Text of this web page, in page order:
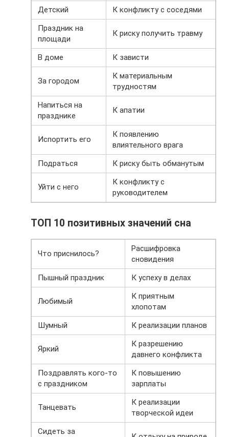
Детский
К конфликту с соседями
Праздник на
площади
К риску получить травму
В доме К зависти
За городом
К материальным
трудностям
Напиться на
празднике
К апатии
Испортить его
К появлению
влиятельного врага
Подраться
К риску быть обманутым
Уйти с него
К конфликту с
руководителем
ТОП 10 позитивных значений сна
Что приснилось?
Расшифровка
сновидения
Пышный праздник
К успеху в делах
Любимый
К приятным
хлопотам
Шумный
К реализации планов
Яркий
К разрешению
давнего конфликта
Поздравлять кого-то
с праздником
К повышению
зарплаты
Танцевать
К реализации
творческой идеи
Сидеть за